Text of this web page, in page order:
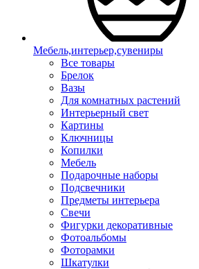
Мебель,интерьер,сувениры
Все товары
Брелок
Вазы
Для комнатных растений
Интерьерный свет
Картины
Ключницы
Копилки
Мебель
Подарочные наборы
Подсвечники
Предметы интерьера
Свечи
Фигурки декоративные
Фотоальбомы
Фоторамки
Шкатулки